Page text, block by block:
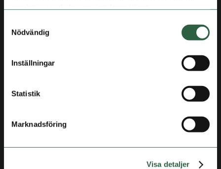
Nödvändig
Inställningar
Statistik
Marknadsföring
Visa detaljer